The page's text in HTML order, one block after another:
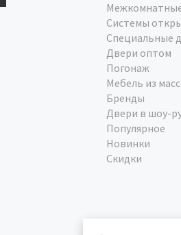
Системы
Специальные
Двери оптом
Погонаж
Мебель из
Бренды
Двери в шоу-
Популярное
Новинки
Скидки